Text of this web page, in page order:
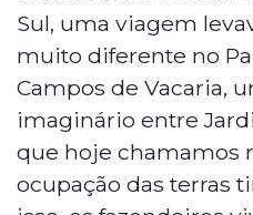
Sul, uma viagem
muito diferente no
Campos de Vacaria,
imaginário entre
que hoje chamamos
ocupação das terras